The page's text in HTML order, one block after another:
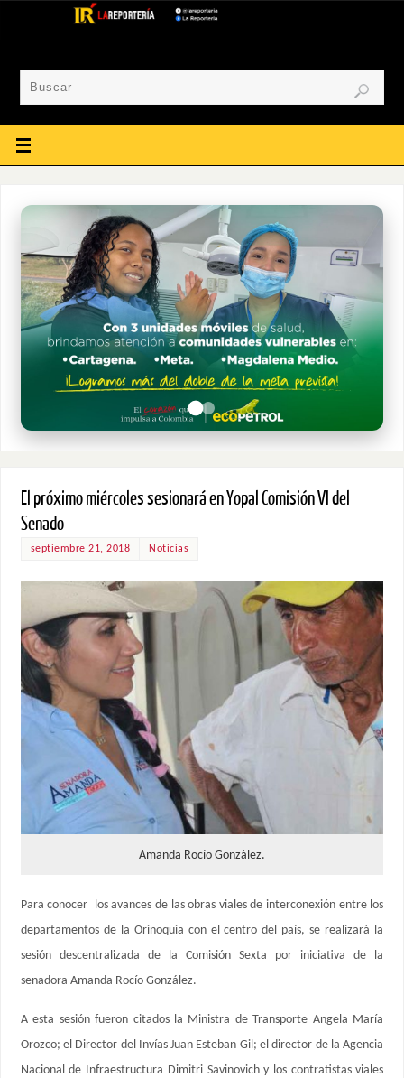
El próximo miércoles sesionará en Yopal Comisión VI del
Senado
septiembre 21, 2018 Noticias
Amanda Rocío González.
Para conocer los avances de las obras viales de interconexión entre los
departamentos de la Orinoquia con el centro del país, se realizará la
sesión descentralizada de la Comisión Sexta por iniciativa de la
senadora Amanda Rocío González.
A esta sesión fueron citados la Ministra de Transporte Angela María
Orozco; el Director del Invías Juan Esteban Gil; el director de la Agencia
Nacional de Infraestructura Dimitri Savinovich y los contratistas viales